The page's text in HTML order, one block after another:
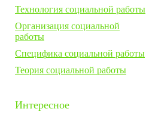
Технология социальной работы
Организация социальной
работы
Специфика социальной работы
Теория социальной работы
Интересное